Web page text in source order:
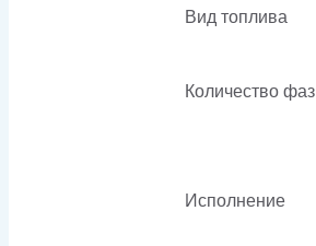
Вид топлива
Количество фаз
Исполнение